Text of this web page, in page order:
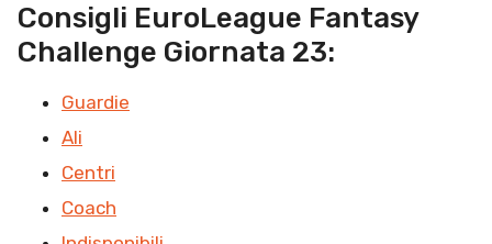
Consigli EuroLeague Fantasy
Challenge Giornata 23:
Guardie
Ali
Centri
Coach